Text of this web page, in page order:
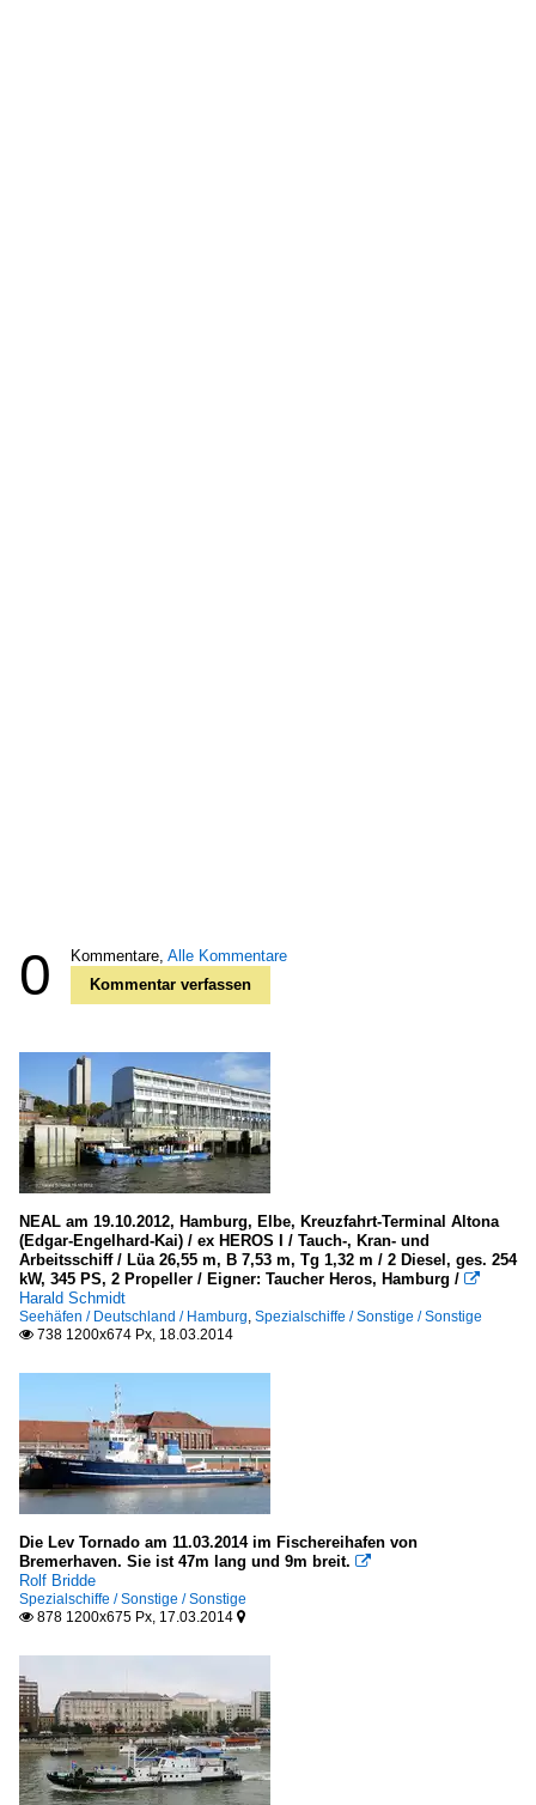
0 Kommentare, Alle Kommentare
Kommentar verfassen
NEAL am 19.10.2012, Hamburg, Elbe, Kreuzfahrt-Terminal Altona
(Edgar-Engelhard-Kai) / ex HEROS I / Tauch-, Kran- und
Arbeitsschiff / Lüa 26,55 m, B 7,53 m, Tg 1,32 m / 2 Diesel, ges. 254
kW, 345 PS, 2 Propeller / Eigner: Taucher Heros, Hamburg / 
Harald Schmidt
Seehäfen / Deutschland / Hamburg, Spezialschiffe / Sonstige / Sonstige
 738 1200x674 Px, 18.03.2014
Die Lev Tornado am 11.03.2014 im Fischereihafen von
Bremerhaven. Sie ist 47m lang und 9m breit. 
Rolf Bridde
Spezialschiffe / Sonstige / Sonstige
 878 1200x675 Px, 17.03.2014 